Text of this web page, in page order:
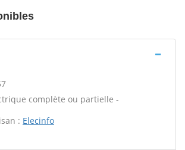
complète ou partielle -
: Elecinfo